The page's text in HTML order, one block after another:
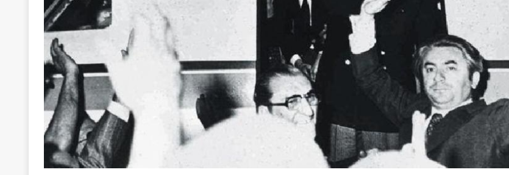
ελάχιστα πρόσωπα, με λογικές “αυλών”, μηχανισμών και παρασκηνιακών ανταγωνισμών”
[ 6 Αυγούστου 2026 ]
Δόμνα Μιχαηλίδου: Αξιοπρέπεια
ΠΡΟΒΟΛΕΣ
[ 6 Αυγούστου 2026 ] Η δημοκρατία της διαχείρισης τελειώνει
ΠΑΡΕΜΒΑΣΕΙΣ
[ 5 Αυγούστου 2026 ]
Κυριάκος Μητσοτάκης: Αναλγησίες
ΠΡΟΒΟΛΕΣ
[ 4 Αυγούστου 2026 ]
Θα ανήκεις όπου ανήκει το νερό
ΑΝΑΓΝΩΣΕΙΣ
[ 4 Αυγούστου 2026 ]
Η γενεαλογία του φασισμού: από τον Αντιδιαφωτισμό στον ψηφιακό Κοινωνικό Δαρβινισμό
ΠΑΡΕΜΒΑΣΕΙΣ
[ 4 Αυγούστου 2026 ]
Εφημερίδα «Εστία»: Όταν η δημοσιογραφία βάζει τα χέρια της και βγάζει τα μάτια της
ΑΠΟΨΕΙΣ